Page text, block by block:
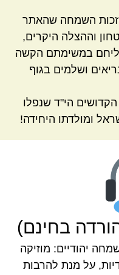
השמחה שהאתר
וההצלה היקרים,
במשימתם הקשה
ושלמים בגוף
הי"ד שנפלו
ומולדתו היחידה!
בחינם)
יהודיים: מוזיקה
על מנת להרבות